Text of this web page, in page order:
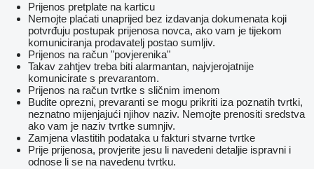
Prijenos pretplate na karticu
Nemojte plaćati unaprijed bez izdavanja dokumenata koji
potvrđuju postupak prijenosa novca, ako vam je tijekom
komuniciranja prodavatelj postao sumljiv.
Prijenos na račun "povjerenika"
Takav zahtjev treba biti alarmantan, najvjerojatnije
komunicirate s prevarantom.
Prijenos na račun tvrtke s sličnim imenom
Budite oprezni, prevaranti se mogu prikriti iza poznatih tvrtki,
neznatno mijenjajući njihov naziv. Nemojte prenositi sredstva
ako vam je naziv tvrtke sumnjiv.
Zamjena vlastitih podataka u fakturi stvarne tvrtke
Prije prijenosa, provjerite jesu li navedeni detaljie ispravni i
odnose li se na navedenu tvrtku.